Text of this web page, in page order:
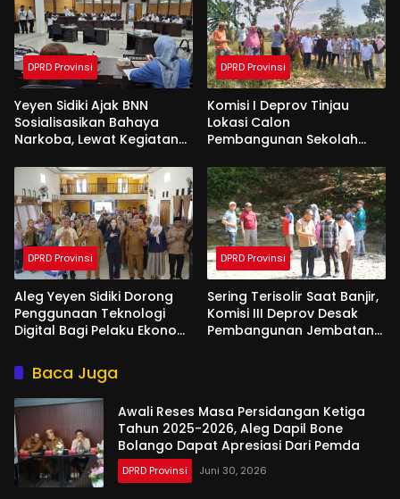
DPRD Provinsi
Yeyen Sidiki Ajak BNN
Sosialisasikan Bahaya
Narkoba, Lewat Kegiatan
DPRD Provinsi
Komisi I Deprov Tinjau
Lokasi Calon
Pembangunan Sekolah
DPRD Provinsi
Aleg Yeyen Sidiki Dorong
Penggunaan Teknologi
Digital Bagi Pelaku Ekonomi
DPRD Provinsi
Sering Terisolir Saat Banjir,
Komisi III Deprov Desak
Pembangunan Jembatan
Baca Juga
Awali Reses Masa Persidangan Ketiga
Tahun 2025-2026, Aleg Dapil Bone
Bolango Dapat Apresiasi Dari Pemda
DPRD Provinsi Juni 30, 2026